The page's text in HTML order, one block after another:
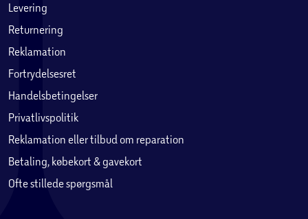
muligt ud af den lyd, du elsker! Du kan nyde varm,
detaljeret lyd med fyldig bas fra enhederne, som er
indstillet til Philips-lydsignaturen.
Kraftfulde 40 mm neodymenheder
Kraftfulde 40 mm neodymenheder
Stilfulde matte farvekombinationer
Stilfulde matte farvekombinationer
En hurtig opladning på 5 minutter giver 3 timers
Levering
Returnering
Reklamation
Fortrydelsesret
Handelsbetingelser
Privatlivspolitik
Reklamation eller tilbud om reparation
Betaling, købekort & gavekort
Ofte stillede spørgsmål